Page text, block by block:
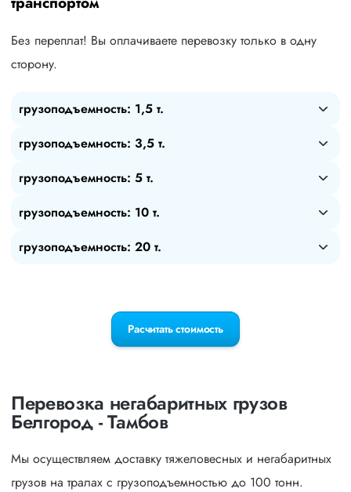
Без переплат! Вы оплачиваете перевозку только в одну
сторону.
грузоподъемность: 1,5 т.
грузоподъемность: 3,5 т.
грузоподъемность: 5 т.
грузоподъемность: 10 т.
грузоподъемность: 20 т.
Расчитать стоимость
Перевозка негабаритных грузов
Белгород - Тамбов
Мы осуществляем доставку тяжеловесных и негабаритных
грузов на тралах с грузоподъемностью до 100 тонн.